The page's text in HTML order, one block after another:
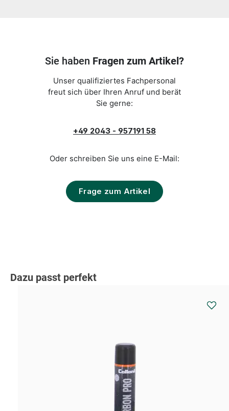
Sie haben Fragen zum Artikel?
Unser qualifiziertes Fachpersonal
freut sich über Ihren Anruf und berät
Sie gerne:
+49 2043 - 957191 58
Oder schreiben Sie uns eine E-Mail:
Frage zum Artikel
Produktgalerie überspringen
Dazu passt perfekt